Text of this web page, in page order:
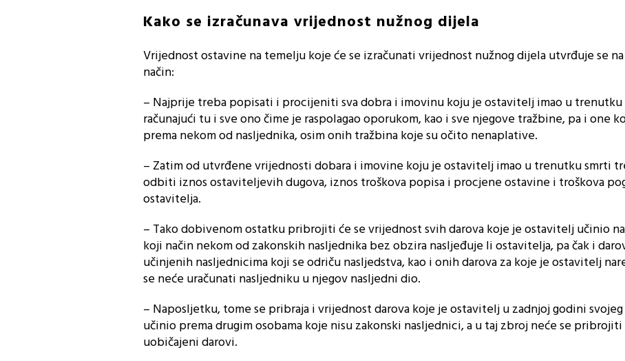
Kako se izračunava vrijednost nužnog dijela
Vrijednost ostavine na temelju koje će se izračunati vrijednost nužnog dijela utvrđuje se
način:
– Najprije treba popisati i procijeniti sva dobra i imovinu koju je ostavitelj imao u
računajući tu i sve ono čime je raspolagao oporukom, kao i sve njegove tražbine, pa i one
prema nekom od nasljednika, osim onih tražbina koje su očito nenaplative.
– Zatim od utvrđene vrijednosti dobara i imovine koju je ostavitelj imao u trenutku smrti
odbiti iznos ostaviteljevih dugova, iznos troškova popisa i procjene ostavine i troškova
ostavitelja.
– Tako dobivenom ostatku pribrojiti će se vrijednost svih darova koje je ostavitelj učinio
koji način nekom od zakonskih nasljednika bez obzira nasljeđuje li ostavitelja, pa čak i
učinjenih nasljednicima koji se odriču nasljedstva, kao i onih darova za koje je ostavitelj
se neće uračunati nasljedniku u njegov nasljedni dio.
– Naposljetku, tome se pribraja i vrijednost darova koje je ostavitelj u zadnjoj godini
učinio prema drugim osobama koje nisu zakonski nasljednici, a u taj zbroj neće se pribrojiti
uobičajeni darovi.